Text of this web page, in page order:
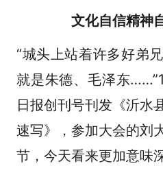
文化自信精神
“城头上站着许多好弟
就是朱德、毛泽东
日报创刊号刊发《沂水
速写》，参加大会的刘
节，今天看来更加意味